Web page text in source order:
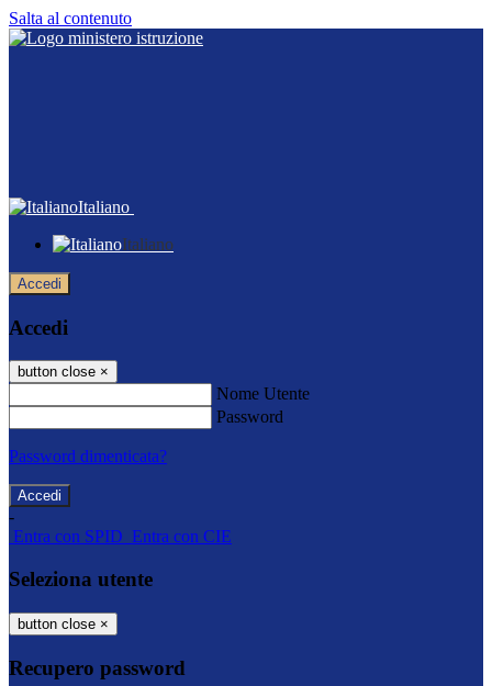
Salta al contenuto
Italiano
Italiano
Accedi
Accedi
button close ×
Nome Utente
Password
Password dimenticata?
-
Entra con SPID Entra con CIE
Seleziona utente
button close ×
Recupero password